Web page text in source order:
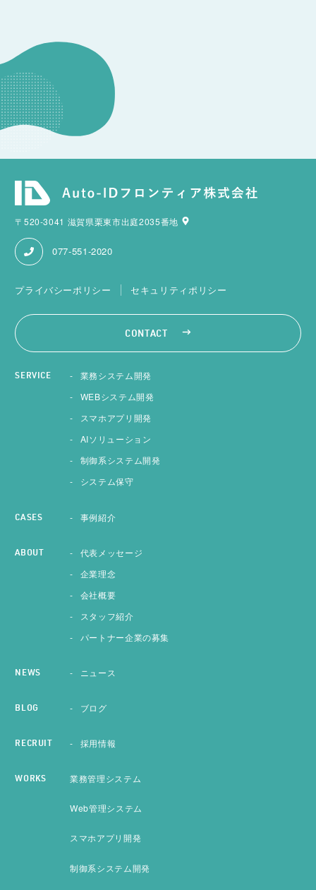
〒520-3041 滋賀県栗東市出庭2035番地
077-551-2020
プライバシーポリシー セキュリティポリシー
CONTACT
SERVICE
業務システム開発
WEBシステム開発
スマホアプリ開発
AIソリューション
制御系システム開発
システム保守
CASES 事例紹介
ABOUT
代表メッセージ
企業理念
会社概要
スタッフ紹介
パートナー企業の募集
NEWS ニュース
BLOG ブログ
RECRUIT 採用情報
WORKS 業務管理システム
Web管理システム
スマホアプリ開発
制御系システム開発